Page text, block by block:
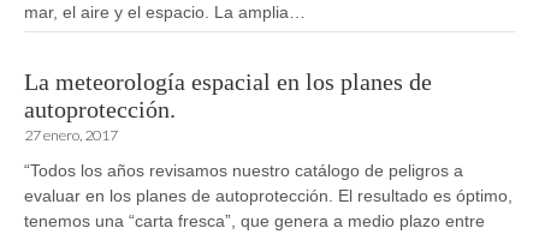
mar, el aire y el espacio. La amplia…
La meteorología espacial en los planes de
autoprotección.
27 enero, 2017
“Todos los años revisamos nuestro catálogo de peligros a
evaluar en los planes de autoprotección. El resultado es óptimo,
tenemos una “carta fresca”, que genera a medio plazo entre